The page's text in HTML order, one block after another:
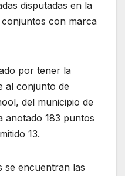
disputadas en la
con marca
por tener la
al conjunto de
del municipio de
anotado 183 puntos
13.
se encuentran las